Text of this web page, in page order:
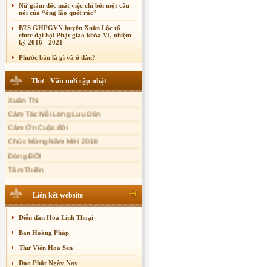
Nữ giám đốc mất việc chỉ bởi một câu
nói của “ông lão quét rác”
BTS GHPGVN huyện Xuân Lộc tổ
chức đại hội Phật giáo khóa VI, nhiệm
kỳ 2016 - 2021
Phước báu là gì và ở đâu?
Sự thương-ghét của con người
Cải đạo: Nguyên nhân & giải pháp
Nỗi lòng của các bệnh nhân nghèo
An Giang: Tịnh thất Quy Nguyên
phát quà từ thiện tại xã Cư Yang
Tịnh xá Ngọc Đăng khai giảng Thiền
dành cho Người bận rộn
Thơ - Văn mới cập nhật
Xuân Thi
Cảm Tác Nỗi Lòng Lưu Dân
Cảm Ơn Cuộc đời
Chúc Mừng Năm Mới 2018
Dòng ĐỜI
Kính mừng Phật Đản
Anh không chết đâu em
Kiếp này
Liên kết website
Diễn đàn Hoa Linh Thoại
Ban Hoằng Pháp
Thư Viện Hoa Sen
Đạo Phật Ngày Nay